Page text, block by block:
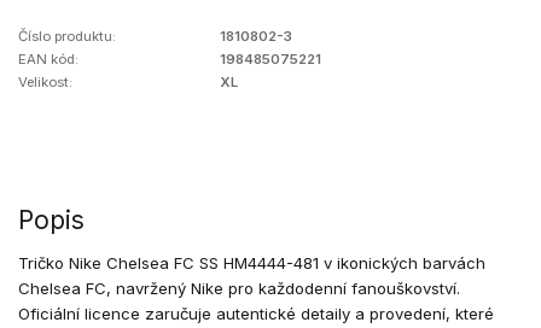
Číslo produktu:
1810802-3
EAN kód:
198485075221
Velikost:
XL
Popis
Tričko Nike Chelsea FC SS HM4444-481 v ikonických barvách
Chelsea FC, navržený Nike pro každodenní fanouškovství.
Oficiální licence zaručuje autentické detaily a provedení, které